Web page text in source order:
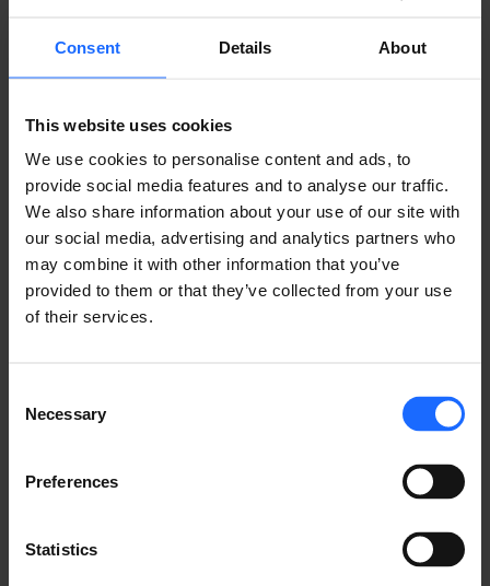
Consent Details About
This website uses cookies
We use cookies to personalise content and ads, to
provide social media features and to analyse our traffic.
We also share information about your use of our site with
our social media, advertising and analytics partners who
may combine it with other information that you’ve
provided to them or that they’ve collected from your use
of their services.
Selection
Necessary
Preferences
Statistics
リモート
マネジメント
​システム
RMSの詳細
​事例
テルトニカ・ネットワークス製品が、さまざまな業界の